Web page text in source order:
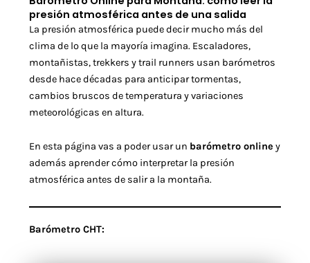
presión atmosférica antes de una salida
La presión atmosférica puede decir mucho más del
clima de lo que la mayoría imagina. Escaladores,
montañistas, trekkers y trail runners usan barómetros
desde hace décadas para anticipar tormentas,
cambios bruscos de temperatura y variaciones
meteorológicas en altura.
En esta página vas a poder usar un barómetro online y
además aprender cómo interpretar la presión
atmosférica antes de salir a la montaña.
Barómetro CHT: